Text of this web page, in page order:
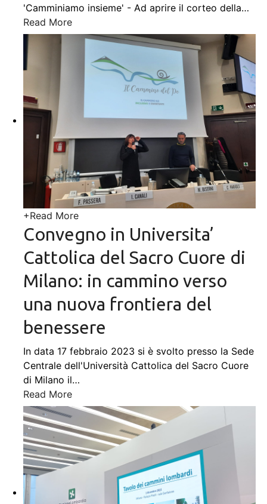
'Camminiamo insieme' - Ad aprire il corteo della…
Read More
+Read More
Convegno in Universita’
Cattolica del Sacro Cuore di
Milano: in cammino verso
una nuova frontiera del
benessere
In data 17 febbraio 2023 si è svolto presso la Sede
Centrale dell'Università Cattolica del Sacro Cuore
di Milano il…
Read More